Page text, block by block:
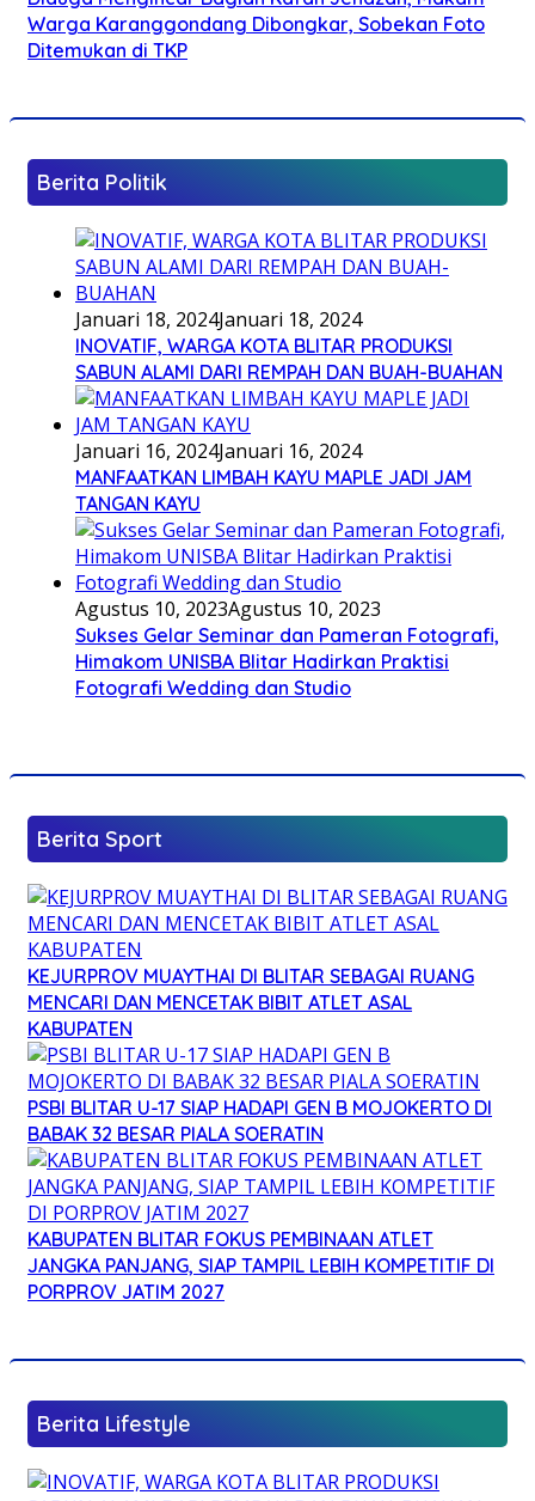
Warga Karanggondang Dibongkar, Sobekan Foto
Ditemukan di TKP
Berita Politik
Januari 18, 2024Januari 18, 2024
INOVATIF, WARGA KOTA BLITAR PRODUKSI
SABUN ALAMI DARI REMPAH DAN BUAH-BUAHAN
Januari 16, 2024Januari 16, 2024
MANFAATKAN LIMBAH KAYU MAPLE JADI JAM
TANGAN KAYU
Agustus 10, 2023Agustus 10, 2023
Sukses Gelar Seminar dan Pameran Fotografi,
Himakom UNISBA Blitar Hadirkan Praktisi
Fotografi Wedding dan Studio
Berita Sport
KEJURPROV MUAYTHAI DI BLITAR SEBAGAI RUANG
MENCARI DAN MENCETAK BIBIT ATLET ASAL
KABUPATEN
PSBI BLITAR U-17 SIAP HADAPI GEN B MOJOKERTO DI
BABAK 32 BESAR PIALA SOERATIN
KABUPATEN BLITAR FOKUS PEMBINAAN ATLET
JANGKA PANJANG, SIAP TAMPIL LEBIH KOMPETITIF DI
PORPROV JATIM 2027
Berita Lifestyle